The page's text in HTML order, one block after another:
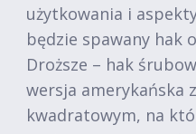
użytkowania i
będzie spawany hak
Droższe – hak
wersja amerykańska
kwadratowym, na